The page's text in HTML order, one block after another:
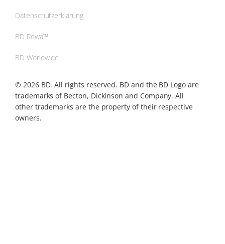
© 2026 BD. All rights reserved. BD and the BD Logo are
trademarks of Becton, Dickinson and Company. All
other trademarks are the property of their respective
owners.
Datenschutzerklärung
BD Rowa™
BD Worldwide